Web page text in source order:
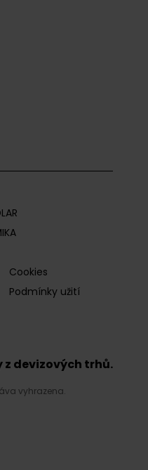
Cookies
Podmínky užití
z devizových trhů.
vyhrazena.